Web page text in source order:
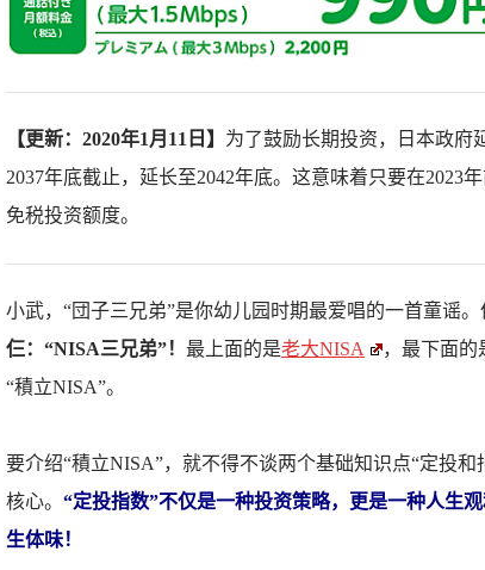
【更新：2020年1月11日】 为了鼓励长期投资，日本政
2037年底截止，延长至2042年底。这意味着只要在2023
免税投资额度。
小武，“団子三兄弟”是你幼儿园时期最爱唱的一首童谣。
仨：“NISA三兄弟”！ 最上面的是老大NISA ，最下面的
“積立NISA”。
要介绍“積立NISA”，就不得不谈两个基础知识点“定投
核心。 “定投指数”不仅是一种投资策略，更是一种人生
生体味！